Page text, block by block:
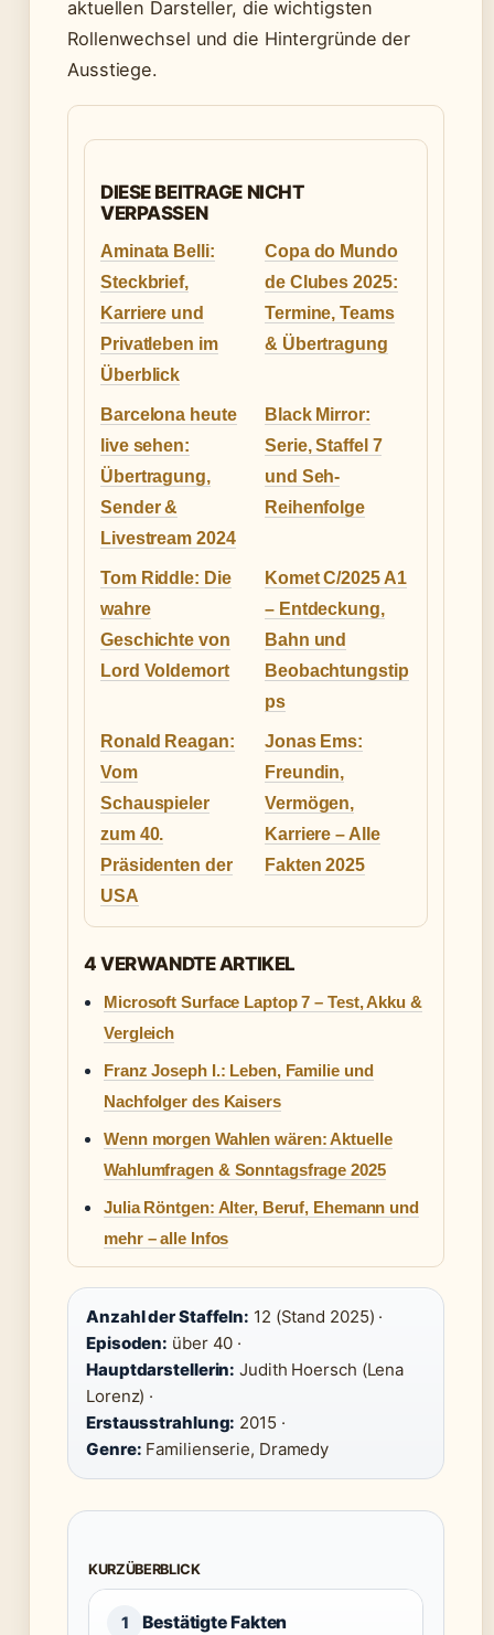
aktuellen Darsteller, die wichtigsten
Rollenwechsel und die Hintergründe der
Ausstiege.
DIESE BEITRAGE NICHT
VERPASSEN
Aminata Belli:
Steckbrief,
Karriere und
Privatleben im
Überblick
Copa do Mundo
de Clubes 2025:
Termine, Teams
& Übertragung
Barcelona heute
live sehen:
Übertragung,
Sender &
Livestream 2024
Black Mirror:
Serie, Staffel 7
und Seh-
Reihenfolge
Tom Riddle: Die
wahre
Geschichte von
Lord Voldemort
Komet C/2025 A1
– Entdeckung,
Bahn und
Beobachtungstip
ps
Ronald Reagan:
Vom
Schauspieler
zum 40.
Präsidenten der
USA
Jonas Ems:
Freundin,
Vermögen,
Karriere – Alle
Fakten 2025
4 VERWANDTE ARTIKEL
Microsoft Surface Laptop 7 – Test, Akku &
Vergleich
Franz Joseph I.: Leben, Familie und
Nachfolger des Kaisers
Wenn morgen Wahlen wären: Aktuelle
Wahlumfragen & Sonntagsfrage 2025
Julia Röntgen: Alter, Beruf, Ehemann und
mehr – alle Infos
Anzahl der Staffeln: 12 (Stand 2025) ·
Episoden: über 40 ·
Hauptdarstellerin: Judith Hoersch (Lena
Lorenz) ·
Erstausstrahlung: 2015 ·
Genre: Familienserie, Dramedy
KURZÜBERBLICK
1 Bestätigte Fakten